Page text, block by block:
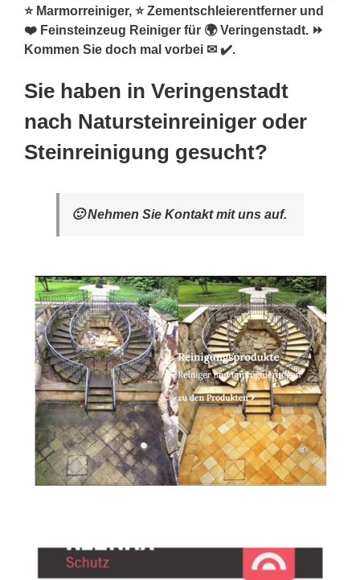
⭐ Marmorreiniger, ⭐ Zementschleierentferner und
❤️ Feinsteinzeug Reiniger für 🌍 Veringenstadt. ⏩
Kommen Sie doch mal vorbei ✉ ✔️.
Sie haben in Veringenstadt
nach Natursteinreiniger oder
Steinreinigung gesucht?
🙂 Nehmen Sie Kontakt mit uns auf.